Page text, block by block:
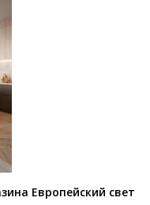
Европейский свет